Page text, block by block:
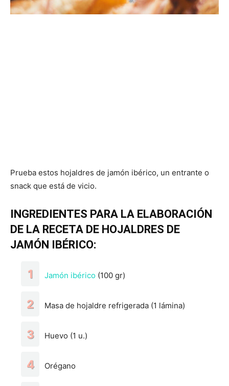
Prueba estos hojaldres de jamón ibérico, un entrante o
snack que está de vicio.
INGREDIENTES PARA LA ELABORACIÓN
DE LA RECETA DE HOJALDRES DE
JAMÓN IBÉRICO:
Jamón ibérico (100 gr)
Masa de hojaldre refrigerada (1 lámina)
Huevo (1 u.)
Orégano